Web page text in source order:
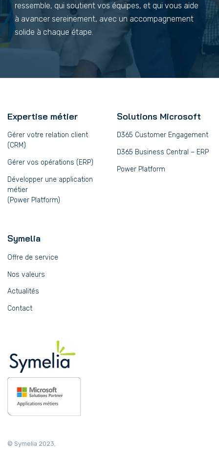
ressemble, qui soutient vos équipes, et qui vous aide
à avancer sereinement, avec un accompagnement
solide à chaque étape.
Expertise métier
Gérer votre relation client
(CRM)
Gérer vos opérations (ERP)
Développer une application
métier
(Power Platform)
Solutions Microsoft
D365 Customer Engagement
D365 Business Central – ERP
Power Platform
Symelia
Offre de service
Nos valeurs
Actualités
Contact
© Symelia 2023.